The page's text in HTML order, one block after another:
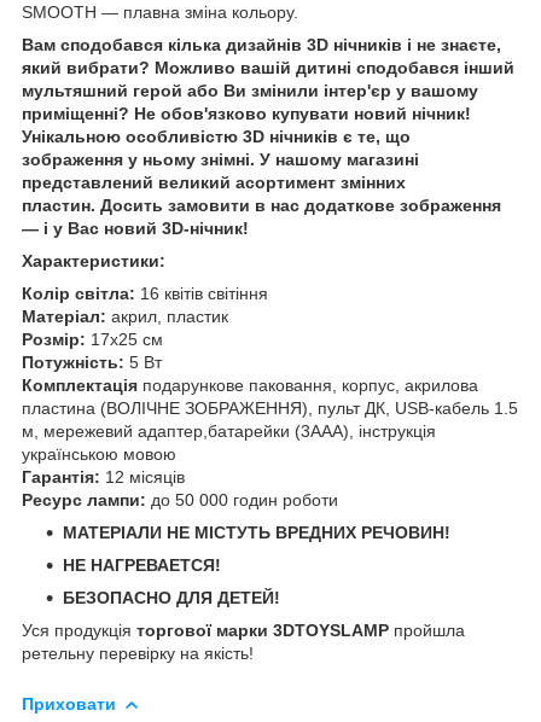
SMOOTH — плавна зміна кольору.
Вам сподобався кілька дизайнів 3D нічників і не знаєте,
який вибрати? Можливо вашій дитині сподобався інший
мультяшний герой або Ви змінили інтер'єр у вашому
приміщенні? Не обов'язково купувати новий нічник!
Унікальною особливістю 3D нічників є те, що
зображення у ньому знімні. У нашому магазині
представлений великий асортимент змінних
пластин. Досить замовити в нас додаткове зображення
— і у Вас новий 3D-нічник!
Характеристики:
Колір світла: 16 квітів світіння
Матеріал: акрил, пластик
Розмір: 17х25 см
Потужність: 5 Вт
Комплектація подарункове паковання, корпус, акрилова
пластина (ВОЛІЧНЕ ЗОБРАЖЕННЯ), пульт ДК, USB-кабель 1.5
м, мережевий адаптер,батарейки (3ААА), інструкція
українською мовою
Гарантія: 12 місяців
Ресурс лампи: до 50 000 годин роботи
МАТЕРІАЛИ НЕ МІСТУТЬ ВРЕДНИХ РЕЧОВИН!
НЕ НАГРЕВАЕТСЯ!
БЕЗОПАСНО ДЛЯ ДЕТЕЙ!
Уся продукція торгової марки 3DTOYSLAMP пройшла
ретельну перевірку на якість!
Приховати